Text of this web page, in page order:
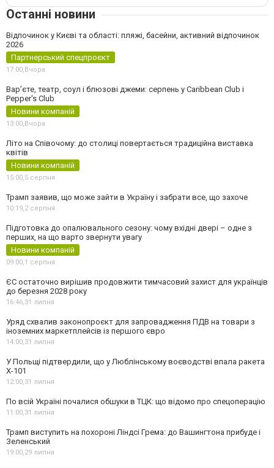
Останні новини
Відпочинок у Києві та області: пляжі, басейни, активний відпочинок
2026
Партнерський спецпроєкт
17:00,Вчора
Вар’єте, театр, соул і блюзові джеми: серпень у Caribbean Club і
Pepper's Club
Новини компаній
13:00,Вчора
Літо на Співочому: до столиці повертається традиційна виставка
квітів
Новини компаній
15:00,5 серпня
Трамп заявив, що може зайти в Україну і забрати все, що захоче
10:19,2 серпня
Підготовка до опалювального сезону: чому вхідні двері – одне з
перших, на що варто звернути увагу
Новини компаній
09:00,1 серпня
ЄС остаточно вирішив продовжити тимчасовий захист для українців
до березня 2028 року
16:46,31 липня
Уряд схвалив законопроєкт для запровадження ПДВ на товари з
іноземних маркетплейсів із першого євро
14:00,31 липня
У Польщі підтвердили, що у Люблінському воєводстві впала ракета
Х-101
12:00,31 липня
По всій Україні почалися обшуки в ТЦК: що відомо про спецоперацію
11:00,31 липня
Трамп виступить на похороні Ліндсі Грема: до Вашингтона прибуде і
Зеленський
19:00,29 липня